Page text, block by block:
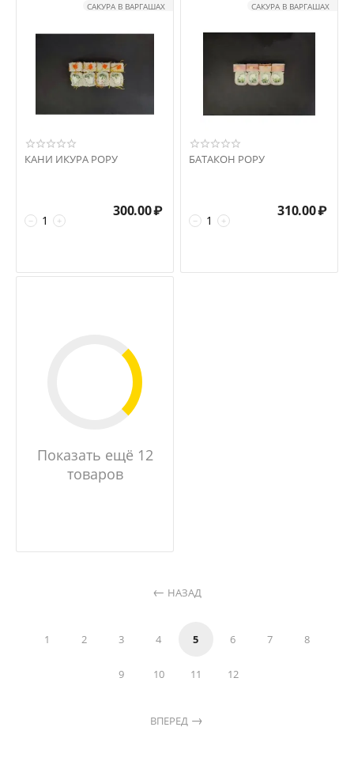
САКУРА В ВАРГАШАХ
КАНИ ИКУРА РОРУ
+
−
300.00₽
САКУРА В ВАРГАШАХ
БАТАКОН РОРУ
+
−
310.00₽
Показать ещё 12
товаров
НАЗАД
1 2 3 4 5 6 7 8
9 10 11 12
ВПЕРЕД